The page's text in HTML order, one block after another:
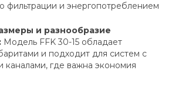
фильтрации и энергопотреблением
и разнообразие
Модель FFK 30-15 обладает
и подходит для систем с
каналами, где важна экономия